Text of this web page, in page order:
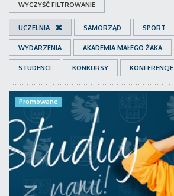
WYCZYŚĆ FILTROWANIE
UCZELNIA SAMORZĄD SPORT
WYDARZENIA AKADEMIA MAŁEGO ŻAKA
STUDENCI KONKURSY KONFERENCJE
Promowane